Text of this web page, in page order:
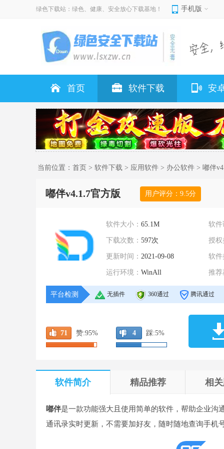
绿色下载站：绿色、健康、安全放心下载基地！ 手机版
首页 软件下载 安
当前位置： 首页 > 软件下载 > 应用软件 > 办公软件 > 嘟伴
嘟伴v4.1.7官方版 用户评分： 9.5分
软件大小： 65.1M 软件
下载次数： 597次 授权
更新时间： 2021-09-08 软件
运行环境： WinAll 推荐
平台检测 无插件 360通过 腾讯通过
71 赞:95% 4 踩:5%
软件简介 精品推荐 相
嘟伴是一款功能强大且使用简单的软件，帮助企业沟
通讯录实时更新，不需要加好友，随时随地查询手机